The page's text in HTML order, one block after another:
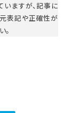
ますが、記事に
表記や正確性が
。